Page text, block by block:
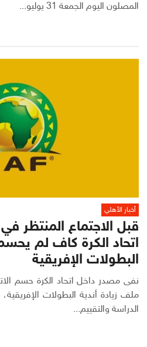
المصلون اليوم الجمعة 31 يوليو...
أخبار الأهلي
قبل الاجتماع المنتظر في
اتحاد الكرة كاف لم
البطولات الإفريقية
نفى مصدر داخل اتحاد الكرة حسم
ملف زيادة أندية البطولات
الدراسة والتقييم...